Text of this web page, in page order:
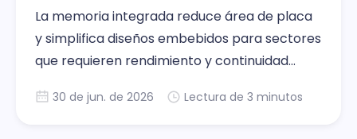
La memoria integrada reduce área de placa
y simplifica diseños embebidos para sectores
que requieren rendimiento y continuidad
30 de jun. de 2026 Lectura de 3 minutos